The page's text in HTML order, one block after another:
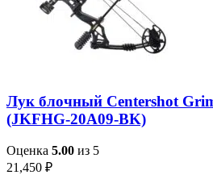
Лук блочный Centershot
(JKFHG-20A09-BK)
Оценка 5.00 из 5
21,450 ₽